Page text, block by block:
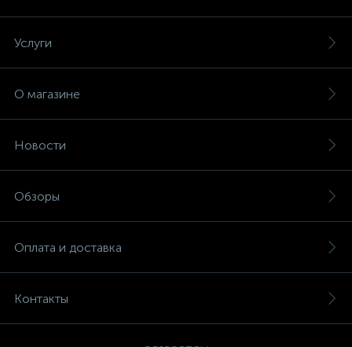
Услуги
О магазине
Новости
Обзоры
Оплата и доставка
Контакты